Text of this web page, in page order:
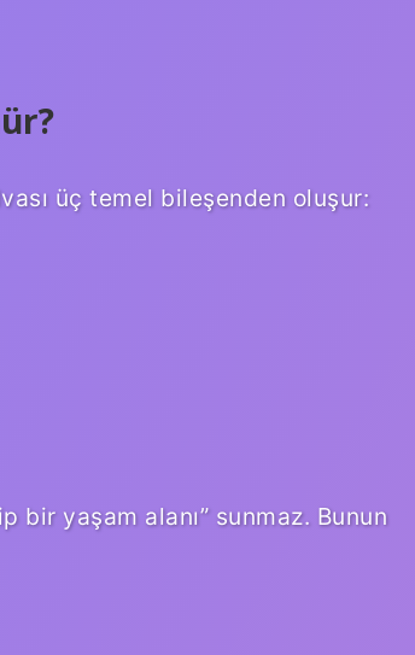
üç temel bileşenden oluşur:
bir yaşam alanı” sunmaz. Bunun